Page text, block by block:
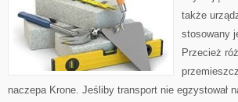
także
stosowany
Przecież
naczepa Krone. Jeśliby transport nie egzystował